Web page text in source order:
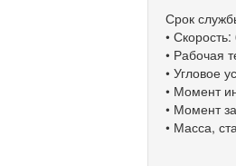
Срок
•
• Рабочая
• Угловое
• Момент
• Момент
• Масса,